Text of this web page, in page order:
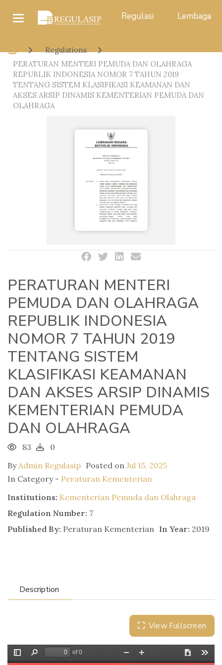
Regulasi Lembaga
Regulations
PERATURAN MENTERI PEMUDA DAN OLAHRAGA
REPUBLIK INDONESIA NOMOR 7 TAHUN 2019
TENTANG SISTEM KLASIFIKASI KEAMANAN DAN
AKSES ARSIP DINAMIS KEMENTERIAN PEMUDA DAN
OLAHRAGA
PERATURAN MENTERI
PEMUDA DAN OLAHRAGA
REPUBLIK INDONESIA
NOMOR 7 TAHUN 2019
TENTANG SISTEM
KLASIFIKASI KEAMANAN
DAN AKSES ARSIP DINAMIS
KEMENTERIAN PEMUDA
DAN OLAHRAGA
83
0
ByAdmin Regulasip Posted on Jul 15, 2025
In Category - Peraturan Kementerian
Institutions: Kementerian Pemuda dan Olahraga
Regulation Number: 7
Published By: Peraturan Kementerian In Year: 2019
Description
View Fullscreen